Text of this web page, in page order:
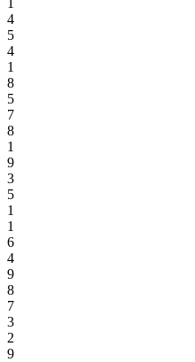
4
5
4
1
8
5
7
8
1
9
3
5
1
1
6
4
9
8
7
3
2
9